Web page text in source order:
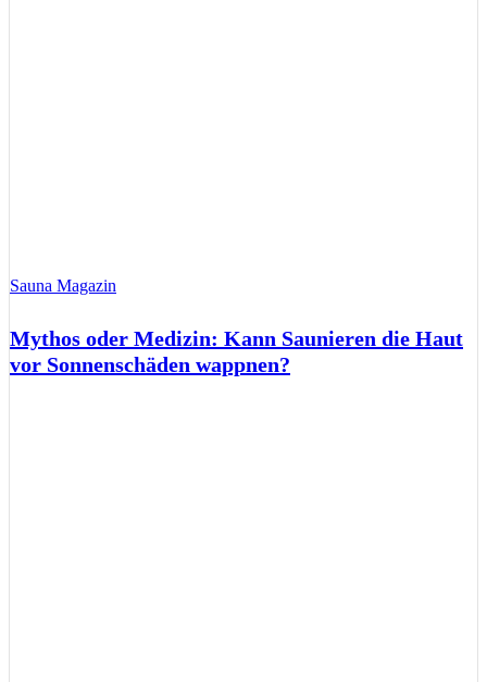
Sauna Magazin
Mythos oder Medizin: Kann Saunieren die Haut
vor Sonnenschäden wappnen?